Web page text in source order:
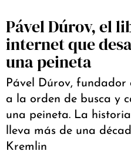
Pável Dúrov, el
internet que
una peineta
Pável Dúrov, fundador
a la orden de busca y
una peineta. La
lleva más de una
Kremlin